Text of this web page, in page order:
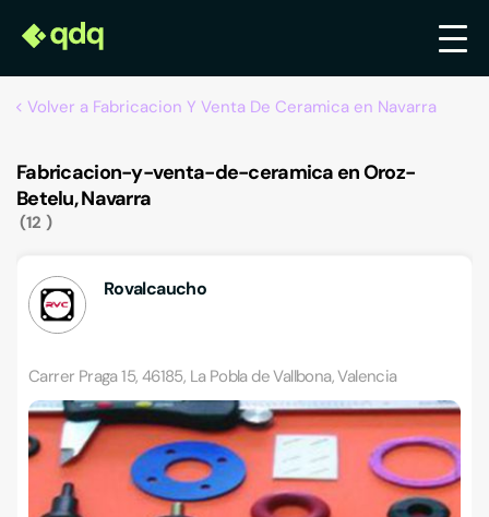
Volver a Fabricacion Y Venta De Ceramica en Navarra
Fabricacion-y-venta-de-ceramica en Oroz-
Betelu, Navarra
12
Rovalcaucho
Carrer Praga 15, 46185, La Pobla de Vallbona, Valencia